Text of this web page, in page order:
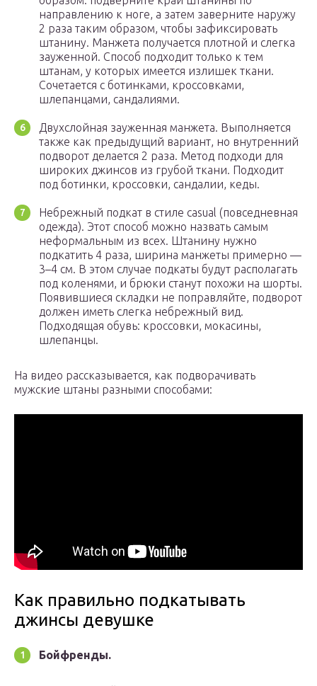
направлению к ноге, а затем заверните наружу
2 раза таким образом, чтобы зафиксировать
штанину. Манжета получается плотной и слегка
зауженной. Способ подходит только к тем
штанам, у которых имеется излишек ткани.
Сочетается с ботинками, кроссовками,
шлепанцами, сандалиями.
Двухслойная зауженная манжета. Выполняется
также как предыдущий вариант, но внутренний
подворот делается 2 раза. Метод подходи для
широких джинсов из грубой ткани. Подходит
под ботинки, кроссовки, сандалии, кеды.
Небрежный подкат в стиле casual (повседневная
одежда). Этот способ можно назвать самым
неформальным из всех. Штанину нужно
подкатить 4 раза, ширина манжеты примерно —
3–4 см. В этом случае подкаты будут располагать
под коленями, и брюки станут похожи на шорты.
Появившиеся складки не поправляйте, подворот
должен иметь слегка небрежный вид.
Подходящая обувь: кроссовки, мокасины,
шлепанцы.
На видео рассказывается, как подворачивать
мужские штаны разными способами:
Как правильно подкатывать
джинсы девушке
Бойфренды.